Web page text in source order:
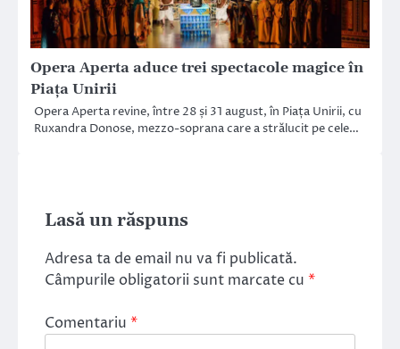
Opera Aperta aduce trei spectacole magice în
Piața Unirii
Opera Aperta revine, între 28 și 31 august, în Piața Unirii, cu
Ruxandra Donose, mezzo-soprana care a strălucit pe cele…
Lasă un răspuns
Adresa ta de email nu va fi publicată.
Câmpurile obligatorii sunt marcate cu *
Comentariu *